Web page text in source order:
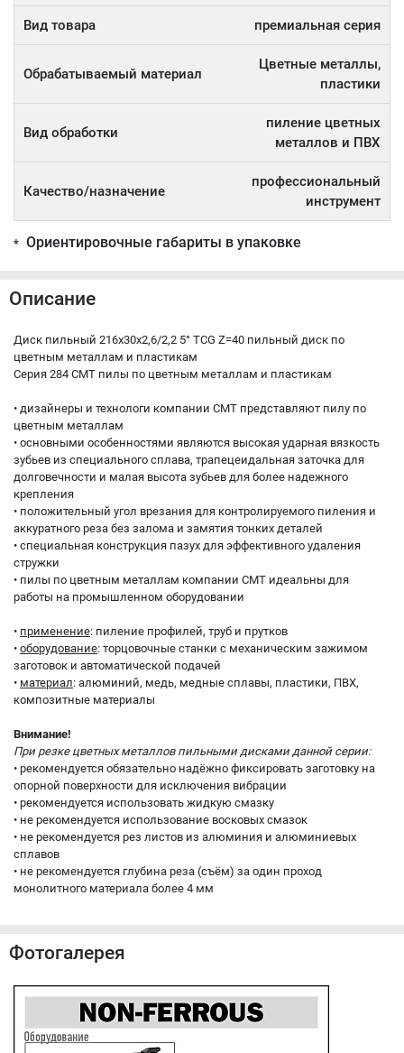
Вид товара премиальная серия
Обрабатываемый материал
Цветные металлы,
пластики
Вид обработки
пиление цветных
металлов и ПВХ
Качество/назначение
профессиональный
инструмент
* Ориентировочные габариты в упаковке
Описание
Диск пильный 216x30x2,6/2,2 5° TCG Z=40 пильный диск по
цветным металлам и пластикам
Серия 284 CMT пилы по цветным металлам и пластикам
• дизайнеры и технологи компании CMT представляют пилу по
цветным металлам
• основными особенностями являются высокая ударная вязкость
зубьев из специального сплава, трапецеидальная заточка для
долговечности и малая высота зубьев для более надежного
крепления
• положительный угол врезания для контролируемого пиления и
аккуратного реза без залома и замятия тонких деталей
• специальная конструкция пазух для эффективного удаления
стружки
• пилы по цветным металлам компании CMT идеальны для
работы на промышленном оборудовании
• применение: пиление профилей, труб и прутков
• оборудование: торцовочные станки с механическим зажимом
заготовок и автоматической подачей
• материал: алюминий, медь, медные сплавы, пластики, ПВХ,
композитные материалы
Внимание!
При резке цветных металлов пильными дисками данной серии:
• рекомендуется обязательно надёжно фиксировать заготовку на
опорной поверхности для исключения вибрации
• рекомендуется использовать жидкую смазку
• не рекомендуется использование восковых смазок
• не рекомендуется рез листов из алюминия и алюминиевых
сплавов
• не рекомендуется глубина реза (съём) за один проход
монолитного материала более 4 мм
Фотогалерея